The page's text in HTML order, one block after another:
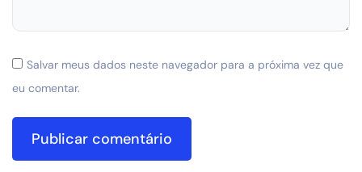
Salvar meus dados neste navegador para a próxima vez que
eu comentar.